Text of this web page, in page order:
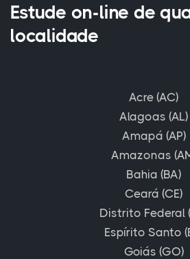
Estude on-line de
localidade
Acre (AC)
Alagoas (AL)
Amapá (AP)
Amazonas
Bahia (BA)
Ceará (CE)
Distrito Federal
Espírito Santo
Goiás (GO)